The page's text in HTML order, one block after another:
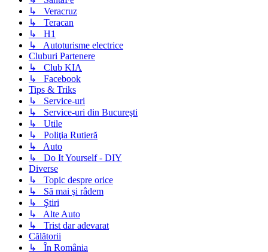
↳ Veracruz
↳ Teracan
↳ H1
↳ Autoturisme electrice
Cluburi Partenere
↳ Club KIA
↳ Facebook
Tips & Triks
↳ Service-uri
↳ Service-uri din Bucureşti
↳ Utile
↳ Poliţia Rutieră
↳ Auto
↳ Do It Yourself - DIY
Diverse
↳ Topic despre orice
↳ Să mai şi râdem
↳ Ştiri
↳ Alte Auto
↳ Trist dar adevarat
Călătorii
↳ În România